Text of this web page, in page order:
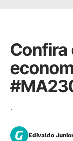
Confira
.
Edivaldo